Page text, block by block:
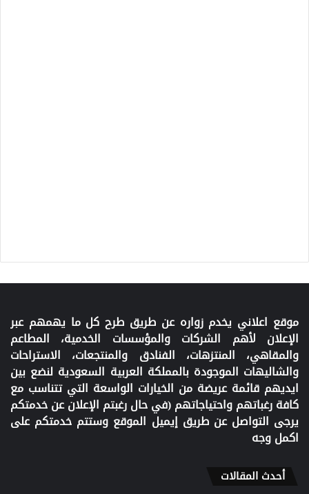
موقع اعلاني يخدم زواره عن طريق طرح كل ما يهمهم عبر
الإعلان لأهم الشركات والمؤسسات الخدمية، المطاعم
والمقاهي، المنتزهات، الفنادق والمنتجعات، الاستراحات
والشاليهات الموجودة بالمملكة العربية السعودية لنضع بين
ايديهم قائمة عريضة من الخيارات الواسعة التي تتناسب مع
كافة رغباتهم واحتياجاتهم (في حال رغبتم الإعلان عن خدمتكم
يرجى التواصل عن طريق إيميل الموقع وستتم خدمتكم على
اكمل وجه
أحدث المقالات